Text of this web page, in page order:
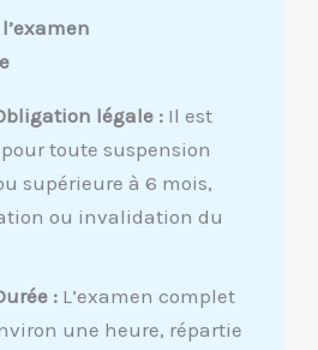
légale : Il est
toute suspension
supérieure à 6 mois,
ou invalidation du
: L’examen complet
une heure, répartie